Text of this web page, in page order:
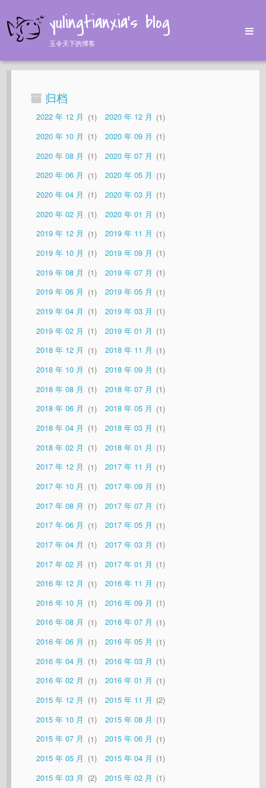
yulingtianxia's blog
玉令天下的博客
Home
Tags
About
归档
2022 年 12 月 1 2020 年 12 月
1
2020 年 10 月
1 2020 年 09 月
1
2020 年 08 月
1 2020 年 07 月
1
2020 年 06 月
1 2020 年 05 月
1
2020 年 04 月
1 2020 年 03 月
1
2020 年 02 月
1 2020 年 01 月
1
2019 年 12 月
1 2019 年 11 月
1
2019 年 10 月
1 2019 年 09 月
1
2019 年 08 月
1 2019 年 07 月
1
2019 年 06 月
1 2019 年 05 月
1
2019 年 04 月
1 2019 年 03 月
1
2019 年 02 月
1 2019 年 01 月
1
2018 年 12 月
1 2018 年 11 月
1
2018 年 10 月
1 2018 年 09 月
1
2018 年 08 月
1 2018 年 07 月
1
2018 年 06 月
1 2018 年 05 月
1
2018 年 04 月
1 2018 年 03 月
1
2018 年 02 月
1 2018 年 01 月
1
2017 年 12 月
1 2017 年 11 月
1
2017 年 10 月
1 2017 年 09 月
1
2017 年 08 月
1 2017 年 07 月
1
2017 年 06 月
1 2017 年 05 月
1
2017 年 04 月
1 2017 年 03 月
1
2017 年 02 月
1 2017 年 01 月
1
2016 年 12 月
1 2016 年 11 月
1
2016 年 10 月
1 2016 年 09 月
1
2016 年 08 月
1 2016 年 07 月
1
2016 年 06 月
1 2016 年 05 月
1
2016 年 04 月
1 2016 年 03 月
1
2016 年 02 月
1 2016 年 01 月
1
2015 年 12 月
1 2015 年 11 月
2
2015 年 10 月
1 2015 年 08 月
1
2015 年 07 月
1 2015 年 06 月
1
2015 年 05 月
1 2015 年 04 月
1
2015 年 03 月
2 2015 年 02 月
1